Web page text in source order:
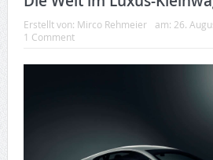
Erstellt von: Mirco Rehmeier am: 26.
1 Comment